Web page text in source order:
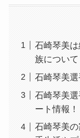
石崎琴美
族につい
石崎琴美
石崎琴美
ート情報！
石崎琴美